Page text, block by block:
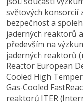
světových konsorcií
bezpečnost a
jaderných reaktorů
především na
jaderných reaktorů
Reactor European
Cooled High
Gas-Cooled
reaktorů ITER